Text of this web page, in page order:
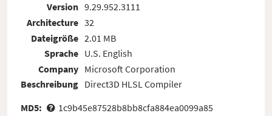
Version
Architecture
Dateigröße
Sprache
Company
Beschreibung
9.29.952.3111
32
2.01 MB
U.S. English
Microsoft Corporation
Direct3D HLSL Compiler
MD5:
1c9b45e87528b8bb8cfa884ea0099a85